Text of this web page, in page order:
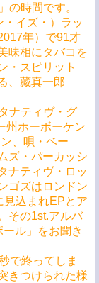
の時間です。
イズ・）ラッ
年）で91才
味相にタバコを
・スピリット
、藏真一郎
ナティヴ・グ
州ホーボーケン
、唄・ベー
ズ・パーカッシ
ナティヴ・ロッ
ゴズはロンドン
見込まれEPとア
その1st.アルバ
ル」をお聞き
で終ってしま
きつけられた様